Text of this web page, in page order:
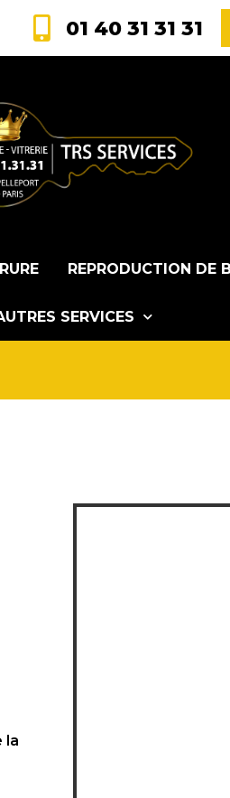
01 40 31 31 31
REPRODUCTION DE
SERVICES
la